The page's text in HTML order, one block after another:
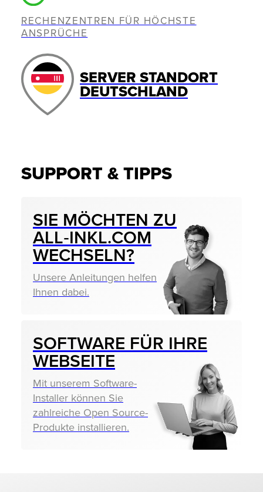
RECHENZENTREN FÜR HÖCHSTE
ANSPRÜCHE
SERVER STANDORT
DEUTSCHLAND
SUPPORT & TIPPS
SIE MÖCHTEN ZU
ALL‑INKL.COM
WECHSELN?
Unsere Anleitungen helfen
Ihnen dabei.
SOFTWARE FÜR IHRE
WEBSEITE
Mit unserem Software-
Installer können Sie
zahlreiche Open Source-
Produkte installieren.